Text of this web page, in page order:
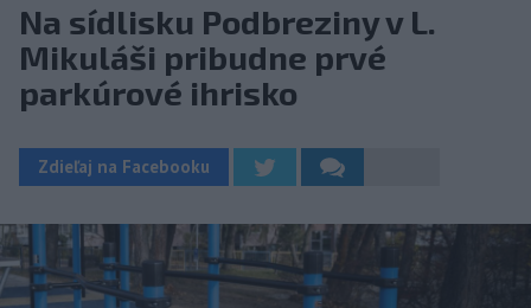
Na sídlisku Podbreziny v L.
Mikuláši pribudne prvé
parkúrové ihrisko
Zdieľaj na Facebooku